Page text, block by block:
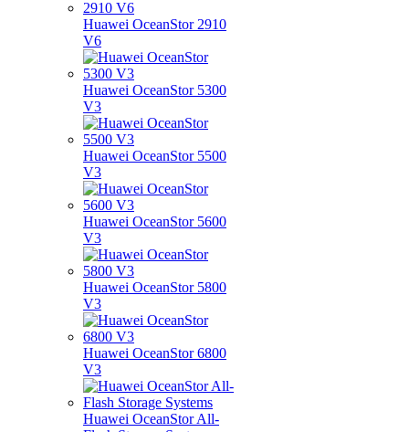
Huawei OceanStor 2910
V6
Huawei OceanStor 5300
V3
Huawei OceanStor 5500
V3
Huawei OceanStor 5600
V3
Huawei OceanStor 5800
V3
Huawei OceanStor 6800
V3
Huawei OceanStor All-